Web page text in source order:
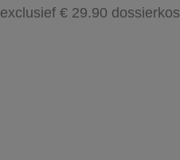
exclusief € 29.90